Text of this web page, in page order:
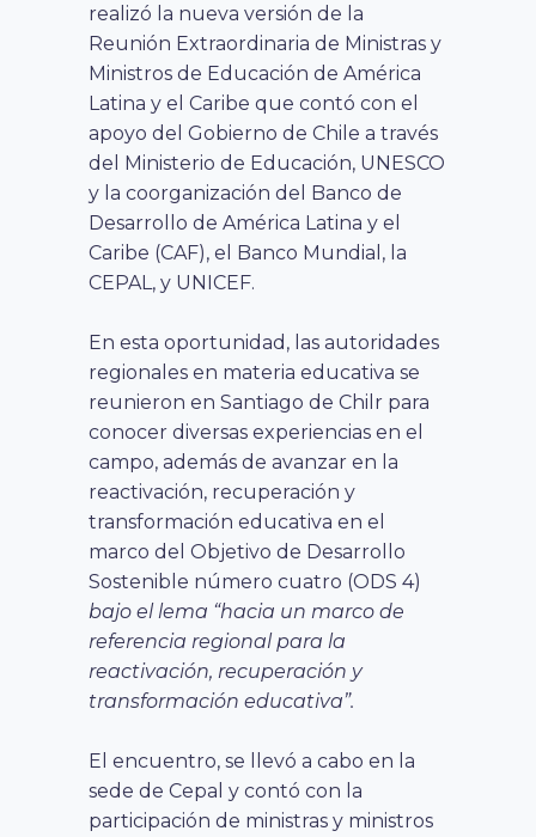
realizó la nueva versión de la
Reunión Extraordinaria de Ministras y
Ministros de Educación de América
Latina y el Caribe que contó con el
apoyo del Gobierno de Chile a través
del Ministerio de Educación, UNESCO
y la coorganización del Banco de
Desarrollo de América Latina y el
Caribe (CAF), el Banco Mundial, la
CEPAL, y UNICEF.
En esta oportunidad, las autoridades
regionales en materia educativa se
reunieron en Santiago de Chilr para
conocer diversas experiencias en el
campo, además de avanzar en la
reactivación, recuperación y
transformación educativa en el
marco del Objetivo de Desarrollo
Sostenible número cuatro (ODS 4)
bajo el lema “hacia un marco de
referencia regional para la
reactivación, recuperación y
transformación educativa”.
El encuentro, se llevó a cabo en la
sede de Cepal y contó con la
participación de ministras y ministros